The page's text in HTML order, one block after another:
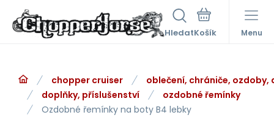
Hledat Menu
chopper cruiser
oblečení, chrániče, ozdoby,
doplňky, příslušenství
ozdobné řemínky
Ozdobné řemínky na boty B4 lebky